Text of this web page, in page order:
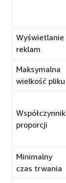
Wyświetlanie
reklam
Maksymalna
wielkość pliku
Współczynnik
proporcji
Minimalny
czas trwania